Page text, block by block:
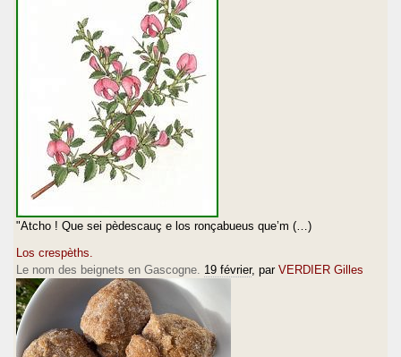
"Atcho ! Que sei pèdescauç e los ronçabueus que’m (…)
Los crespèths.
Le nom des beignets en Gascogne. 19 février, par VERDIER Gilles